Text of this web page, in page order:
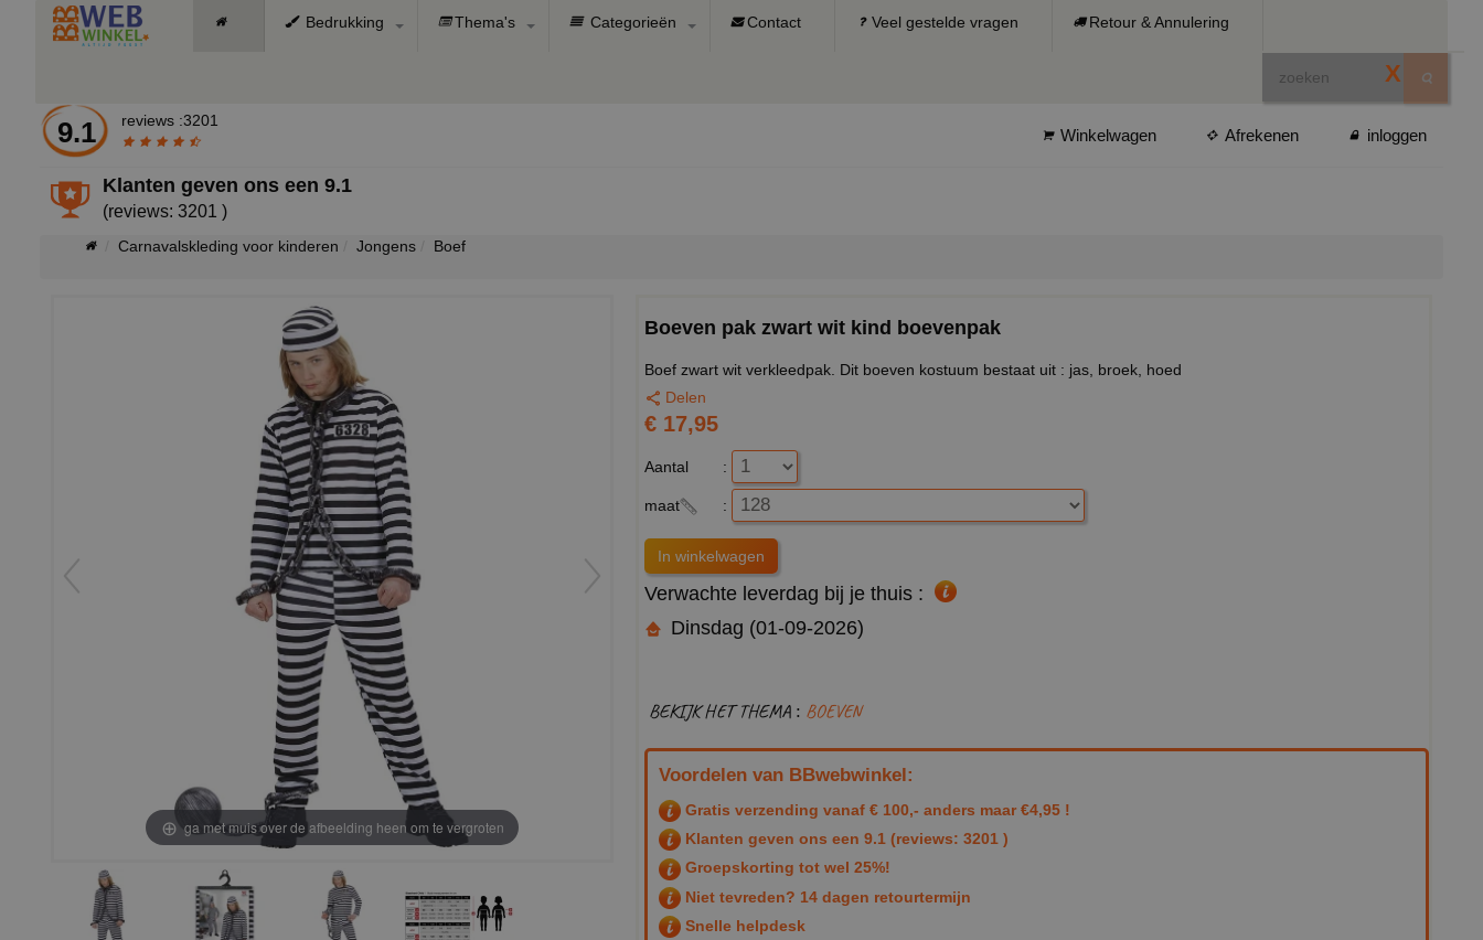
Bedrukking Thema's Categorieën Contact Veel gestelde vragen Retour & Annulering
X
9.1 reviews :3201
Winkelwagen Afrekenen inloggen
Klanten geven ons een9.1
(reviews: 3201 )
Carnavalskleding voor kinderen Jongens Boef
ga met muis over de afbeelding heen om te vergroten
Boeven pak zwart wit kind boevenpak
Boef zwart wit verkleedpak. Dit boeven kostuum bestaat uit : jas, broek, hoed
Delen
€ 17,95
Aantal :
maat :
Verwachte leverdag bij je thuis :
Dinsdag (01-09-2026)
BEKIJK HET THEMA : BOEVEN
Voordelen van BBwebwinkel:
Gratis verzending vanaf € 100,- anders maar €4,95 !
Klanten geven ons een 9.1 (reviews: 3201 )
Groepskorting tot wel 25%!
Niet tevreden? 14 dagen retourtermijn
Snelle helpdesk